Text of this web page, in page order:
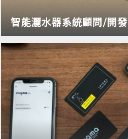
智能灑水器系統顧問/開發